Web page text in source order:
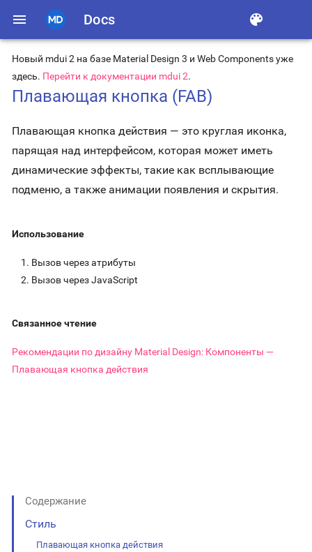
menu Docs color_lens
Новый mdui 2 на базе Material Design 3 и Web Components уже
здесь. Перейти к документации mdui 2.
Плавающая кнопка (FAB)
Плавающая кнопка действия — это круглая иконка,
парящая над интерфейсом, которая может иметь
динамические эффекты, такие как всплывающие
подменю, а также анимации появления и скрытия.
Использование
Вызов через атрибуты
Вызов через JavaScript
Связанное чтение
Рекомендации по дизайну Material Design: Компоненты —
Плавающая кнопка действия
Содержание
Стиль
Плавающая кнопка действия